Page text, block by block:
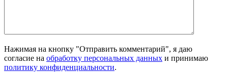
Нажимая на кнопку "Отправить комментарий", я даю
согласие на обработку персональных данных и принимаю
политику конфиденциальности.